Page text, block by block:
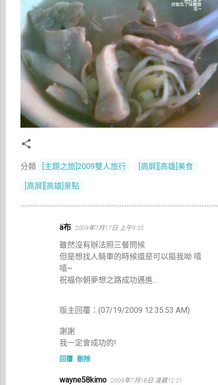
分類 [主題之旅]2009雙人旅行 [高屏][高雄]美食
[高屏][高雄]景點
ä布 2009年7月17日 上午9:33
雖然沒有辦法照三餐問候
但是想找人騎車的時候還是可以摳我呦 嘻
嘻~
祝福你朝夢想之路成功邁進...
版主回覆：(07/19/2009 12:35:53 AM)
謝謝
我一定會成功的!
回覆 刪除
wayne58kimo 2009年7月18日 凌晨12:21